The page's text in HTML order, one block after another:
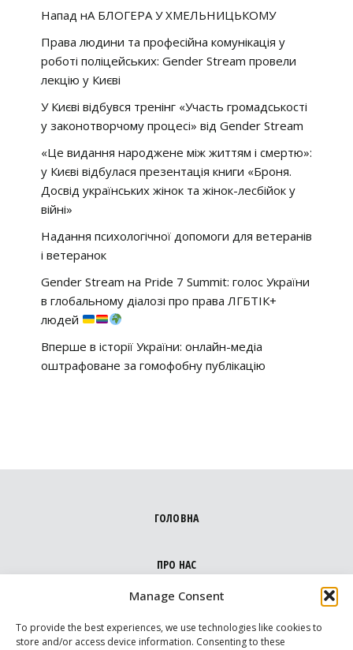
Manage Consent
To provide the best experiences, we use technologies like cookies to
store and/or access device information. Consenting to these
Напад нА БЛОГЕРА У ХМЕЛЬНИЦЬКОМУ
Права людини та професійна комунікація у
роботі поліцейських: Gender Stream провели
лекцію у Києві
У Києві відбувся тренінг «Участь громадськості
у законотворчому процесі» від Gender Stream
«Це видання народжене між життям і смертю»:
у Києві відбулася презентація книги «Броня.
Досвід українських жінок та жінок-лесбійок у
війні»
Надання психологічної допомоги для ветеранів
і ветеранок
Gender Stream на Pride 7 Summit: голос України
в глобальному діалозі про права ЛГБТІК+
людей
Вперше в історії України: онлайн-медіа
оштрафоване за гомофобну публікацію
ГОЛОВНА
ПРО НАС